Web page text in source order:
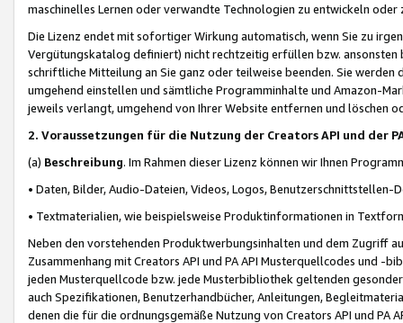
maschinelles Lernen oder verwandte Technologien zu entwickeln
Die Lizenz endet mit sofortiger Wirkung automatisch, wenn Sie zu
Vergütungskatalog definiert) nicht rechtzeitig erfüllen bzw. ansonsten
schriftliche Mitteilung an Sie ganz oder teilweise beenden. Sie werden
umgehend einstellen und sämtliche Programminhalte und Amazon-
jeweils verlangt, umgehend von Ihrer Website entfernen und löschen
2. Voraussetzungen für die Nutzung der Creators API und der
(a) Beschreibung. Im Rahmen dieser Lizenz können wir Ihnen
• Daten, Bilder, Audio-Dateien, Videos, Logos, Benutzerschnittstellen-
• Textmaterialien, wie beispielsweise Produktinformationen in
Neben den vorstehenden Produktwerbungsinhalten und dem Zugriff
Zusammenhang mit Creators API und PA API Musterquellcodes und
jeden Musterquellcode bzw. jede Musterbibliothek geltenden
auch Spezifikationen, Benutzerhandbücher, Anleitungen,
denen die für die ordnungsgemäße Nutzung von Creators API und PA